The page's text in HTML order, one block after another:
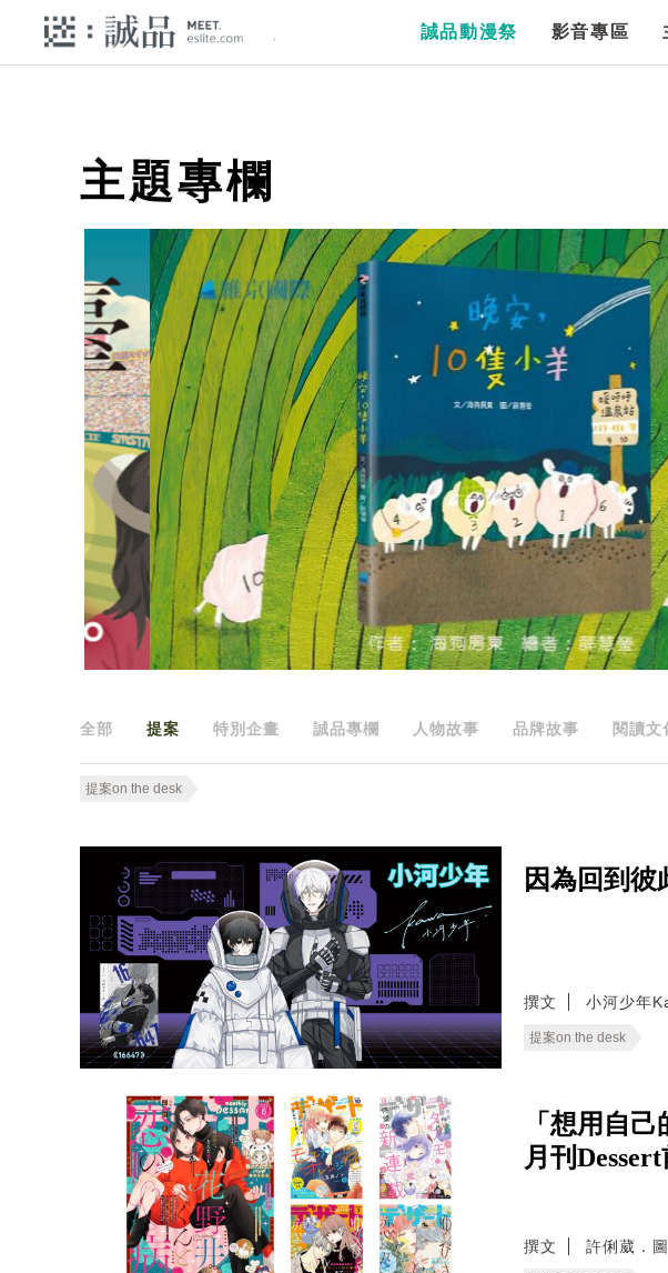
誠品動漫祭 影音專區
主題專欄
全部 提案 特別企畫 誠品專欄 人物故事 品牌故事 閱讀文
提案on the desk
因為回到
撰文 小河少年
提案on the desk
「想用自
月刊
撰文 許俐葳．